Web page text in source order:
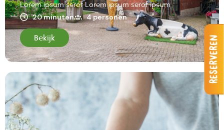
Lorem ipsum serof Lorem ipsum serof ipsum
20 minuten
4 personen
Bekijk Reserveren